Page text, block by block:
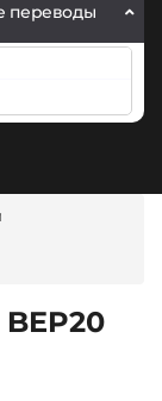
(XMR)
(OP)
(RVN)
Банк RUB
Банк
Банк KZT
UZS
RUB
переводы